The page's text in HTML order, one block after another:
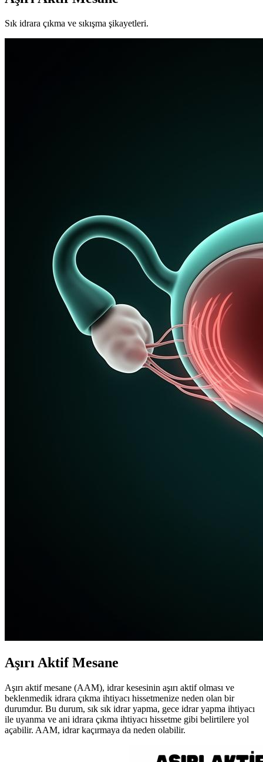
Sık idrara çıkma ve sıkışma şikayetleri.
Aşırı Aktif Mesane
Aşırı aktif mesane (AAM), idrar kesesinin aşırı aktif olması ve
beklenmedik idrara çıkma ihtiyacı hissetmenize neden olan bir
durumdur. Bu durum, sık sık idrar yapma, gece idrar yapma ihtiyacı
ile uyanma ve ani idrara çıkma ihtiyacı hissetme gibi belirtilere yol
açabilir. AAM, idrar kaçırmaya da neden olabilir.